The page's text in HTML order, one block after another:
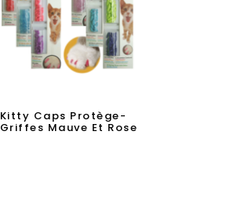
Kitty Caps Protège-
Griffes Mauve Et Rose